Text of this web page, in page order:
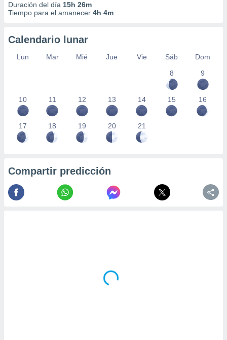
Duración del día 15h 26m
Tiempo para el amanecer 4h 4m
Calendario lunar
Lun Mar Mié Jue Vie Sáb
Dom
8
9
10 11 12 13 14 15 16
17 18 19 20 21
Compartir predicción